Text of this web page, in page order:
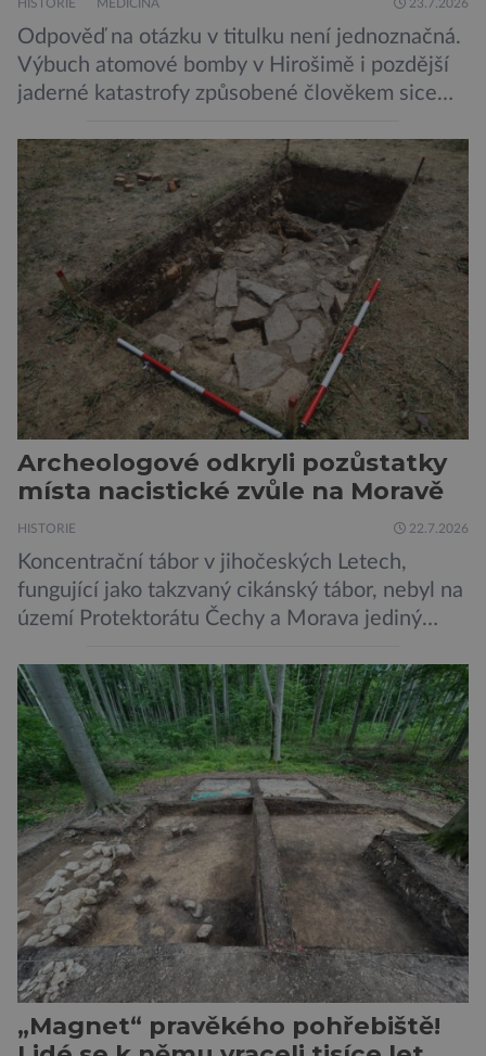
HISTORIE MEDICÍNA 23.7.2026
Odpověď na otázku v titulku není jednoznačná.
Výbuch atomové bomby v Hirošimě i pozdější
jaderné katastrofy způsobené člověkem sice
slabší a dlouhodobé záření poškozuje DNA.
Přesto není stále zcela jasné, nakolik se mutace
vzniklé ozářením přenášejí na potomstvo. Před
pěti lety, těsně před 35. výročím výbuchu
Černobylské jaderné elektrárny, […]
Archeologové odkryli pozůstatky
místa nacistické zvůle na Moravě
HISTORIE 22.7.2026
Koncentrační tábor v jihočeských Letech,
fungující jako takzvaný cikánský tábor, nebyl na
území Protektorátu Čechy a Morava jediný
v Hodoníně u Kunštátu. Jeho pozůstatky byly
nedávno odkrývány archeology. Někteří z asi
1400 Romů a Sintů, kteří byli v táboře
internováni, v něm vydechli naposledy. Jiné
čekal transport do […]
„Magnet“ pravěkého pohřebiště!